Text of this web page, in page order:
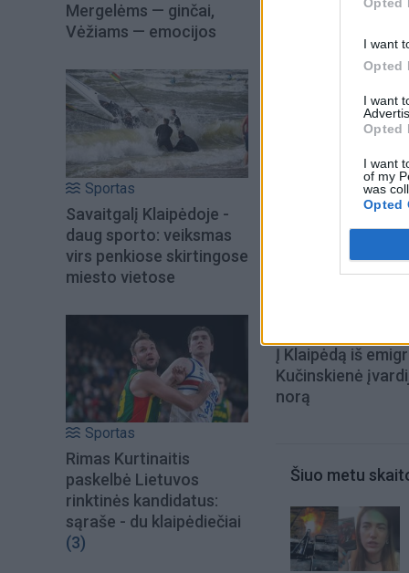
I want
Opted
I want
Opted
I want
of my
was
Opted
Mergelėms — ginčai,
Vėžiams — emocijos
Sportas
Savaitgalį Klaipėdoje -
daug sporto: veiksmas
virs penkiose skirtingose
miesto vietose
Sportas
Rimas Kurtinaitis
paskelbė Lietuvos
rinktinės kandidatus:
sąraše - du klaipėdiečiai
(3)
Glemžaite,
kitiems duoti, nei
Į Klaipėdą iš
Kučinskienė
norą
Šiuo metu